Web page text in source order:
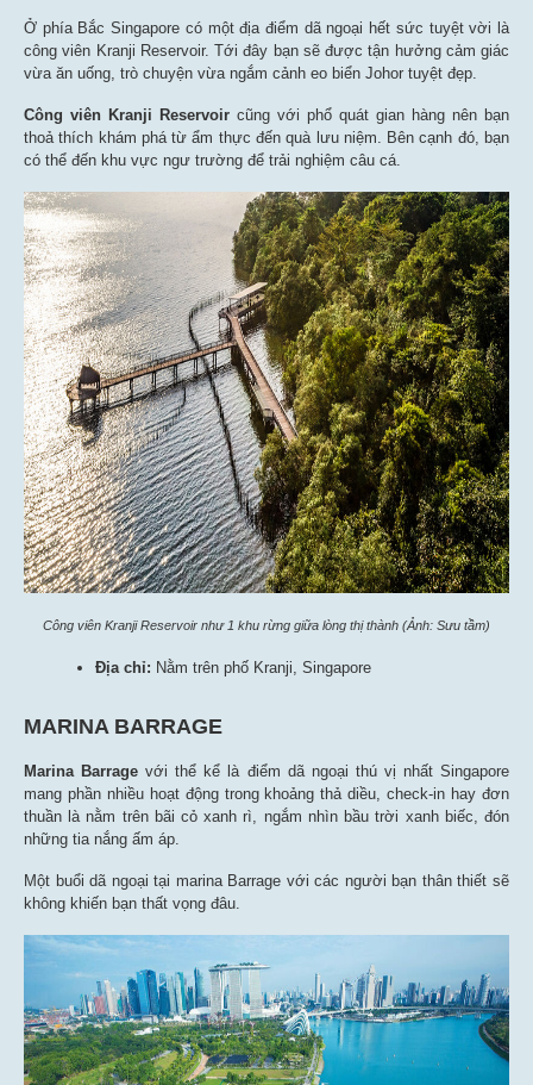
Ở phía Bắc Singapore có một địa điểm dã ngoại hết sức tuyệt vời là
công viên Kranji Reservoir. Tới đây bạn sẽ được tận hưởng cảm giác
vừa ăn uống, trò chuyện vừa ngắm cảnh eo biển Johor tuyệt đẹp.
Công viên Kranji Reservoir cũng với phổ quát gian hàng nên bạn
thoả thích khám phá từ ẩm thực đến quà lưu niệm. Bên cạnh đó, bạn
có thể đến khu vực ngư trường để trải nghiệm câu cá.
Công viên Kranji Reservoir như 1 khu rừng giữa lòng thị thành (Ảnh: Sưu tầm)
Địa chỉ: Nằm trên phố Kranji, Singapore
MARINA BARRAGE
Marina Barrage với thể kể là điểm dã ngoại thú vị nhất Singapore
mang phần nhiều hoạt động trong khoảng thả diều, check-in hay đơn
thuần là nằm trên bãi cỏ xanh rì, ngắm nhìn bầu trời xanh biếc, đón
những tia nắng ấm áp.
Một buổi dã ngoại tại marina Barrage với các người bạn thân thiết sẽ
không khiến bạn thất vọng đâu.